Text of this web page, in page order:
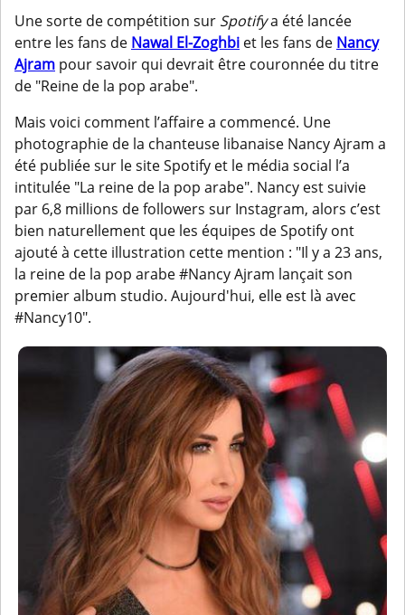
Une sorte de compétition sur Spotifya été lancée
entre les fans de Nawal El-Zoghbi et les fans de Nancy
Ajram pour savoir qui devrait être couronnée du titre
de "Reine de la pop arabe".
Mais voici comment l’affaire a commencé. Une
photographie de la chanteuse libanaise Nancy Ajram a
été publiée sur le site Spotify et le média social l’a
intitulée "La reine de la pop arabe". Nancy est suivie
par 6,8 millions de followers sur Instagram, alors c’est
bien naturellement que les équipes de Spotify ont
ajouté à cette illustration cette mention : "Il y a 23 ans,
la reine de la pop arabe #Nancy Ajram lançait son
premier album studio. Aujourd'hui, elle est là avec
#Nancy10".